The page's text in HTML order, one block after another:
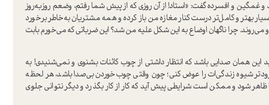
و غمگین و افسرده گفت: «استاد! از آن روزی که از پیش شما رفتم، وضعم روز‌به‌روز
بهتر و کامل‌تر درست کنار مغازه من باز کرده و همه مشتریان به‌خاطر برخورد
چرا ناگهان اوضاع به این شکل علیه من شد؟ این ضرباتی که می‌خورم بابت
این همان صدایی باشد که انتظار داشتی از چوب کائنات بشنوی و نمی‌شنیدی! به
شیوه زندگی‌ات را عوض کنی؛ چون وقتی چوب‌خوردن بی‌صدا باشد، هر لحظه
شود و ممکن است شرایطی پیش آید که کار از کار بگذرد و دیگر نتوانی جلوی